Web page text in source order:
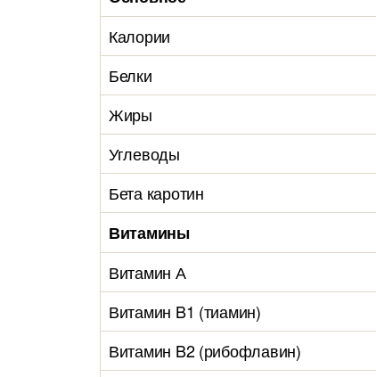
Калории
Белки
Жиры
Углеводы
Бета каротин
Витамины
Витамин А
Витамин B1 (тиамин)
Витамин B2 (рибофлавин)